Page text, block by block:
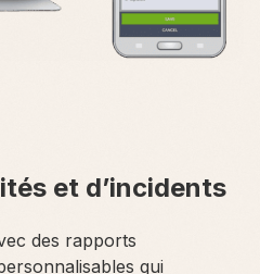
et d’incidents
des rapports
qui